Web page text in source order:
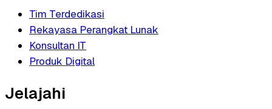
Tim Terdedikasi
Rekayasa Perangkat Lunak
Konsultan IT
Produk Digital
Jelajahi